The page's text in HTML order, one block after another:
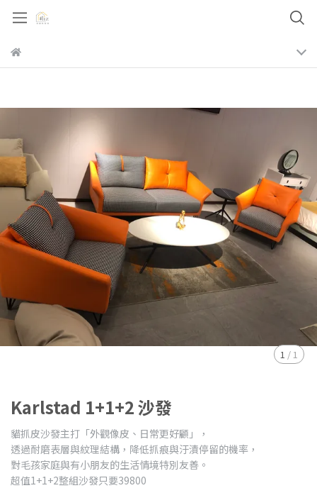
1 / 1
Karlstad 1+1+2 沙發
貓抓皮沙發主打「外觀像皮、日常更好顧」，
透過耐磨表層與紋理結構，降低抓痕與汙漬停留的機率，
對毛孩家庭與有小朋友的生活情境特別友善。
超值1+1+2整組沙發只要39800